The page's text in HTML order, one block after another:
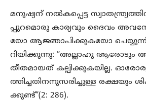
മനുഷ്യന് നൽകപ്പെട്ട
പ്പുറമൊരു കാര്യവും ദൈവം
യോ ആജ്ഞാപിക്കുകയോ
റിയിക്കുന്നു: “അല്ലാഹു ആരോടും
തീതമായത് കല്പിക്കുകയില്ല.
ത്തിച്ചതിനനുസരിച്ചുള്ള രക്ഷയും
ക്കുണ്ട്”(2: 286).